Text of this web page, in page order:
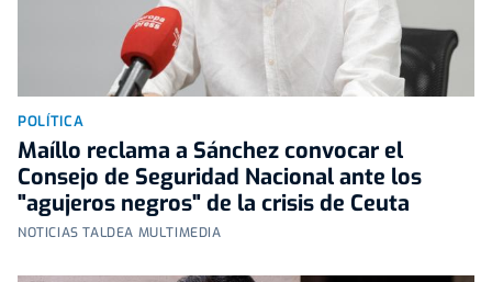
POLÍTICA
Maíllo reclama a Sánchez convocar el
Consejo de Seguridad Nacional ante los
"agujeros negros" de la crisis de Ceuta
NOTICIAS TALDEA MULTIMEDIA